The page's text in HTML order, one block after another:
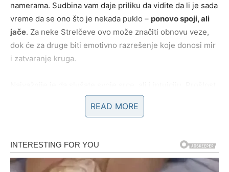
namerama. Sudbina vam daje priliku da vidite da li je sada
vreme da se ono što je nekada puklo – ponovo spoji, ali
jače. Za neke Strelčeve ovo može značiti obnovu veze,
dok će za druge biti emotivno razrešenje koje donosi mir
i zatvaranje kruga.
se vraća ne da vas zbuni, već da vam pokaže koliko ste se
BIK – ljubav koja nikada nije
izgubila snagu
READ MORE